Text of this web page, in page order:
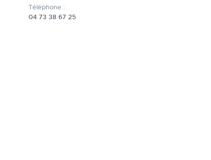
Téléphone :
04 73 38 67 25